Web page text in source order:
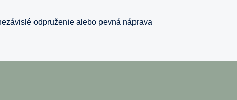
odpruženie alebo pevná náprava